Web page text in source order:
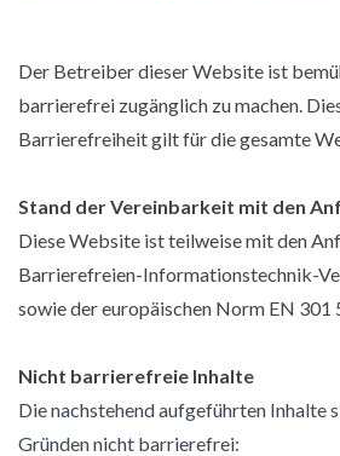
Der Betreiber dieser Website ist
barrierefrei zugänglich zu machen.
Barrierefreiheit gilt für die gesamte
Stand der Vereinbarkeit mit den
Diese Website ist teilweise mit den
Barrierefreien-Informationstechnik-
sowie der europäischen Norm EN 301
Nicht barrierefreie Inhalte
Die nachstehend aufgeführten Inhalte
Gründen nicht barrierefrei: